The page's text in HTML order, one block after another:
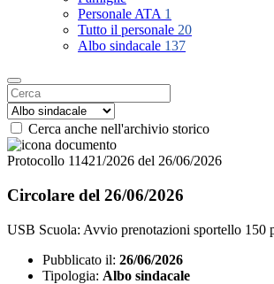
Personale ATA 1
Tutto il personale 20
Albo sindacale 137
Cerca anche nell'archivio storico
Protocollo 11421/2026 del 26/06/2026
Circolare del 26/06/2026
USB Scuola: Avvio prenotazioni sportello 150
Pubblicato il: 26/06/2026
Tipologia: Albo sindacale